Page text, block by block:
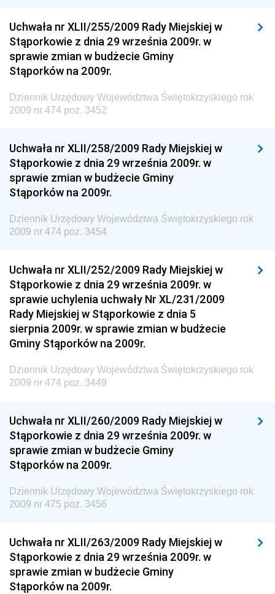
Dziennik Urzędowy Ministerstwa Kultury, Dziedzictwa
Narodowego i Sportu
Dziennik Urzędowy Ministra Finansów, Funduszy i
Dziennik Urzędowy Ministra Rozwoju, Pracy i
Dziennik Urzędowy Ministra Kultury, Dziedzictwa
Narodowego i Sportu
Dziennik Urzędowy Ministra Rodziny i Polityki
Społecznej
Dziennik Urzędowy Komendy Głównej Straży
Granicznej
Drogowego
Dziennik Urzędowy Narodowego Banku Polskiego
Dziennik Urzędowy Komendy Głównej Policji
Dziennik Urzędowy Ministra Pracy i Polityki
Społecznej
Dziennik Urzędowy Ministra Transportu, Budownictwa
i Gospodarki Morskiej
Dziennik Urzędowy Ministra Spraw Zagranicznych
Dziennik Urzędowy Centralnego Biura
Antykorupcyjnego
Wewnętrznego
Dziennik Urzędowy Urzędu Patentowego
Dziennik Urzędowy Generalnej Dyrekcji Dróg
Krajowych i Autostrad
Dziennik Urzędowy Ministra Środowiska
Uchwała nr XLII/255/2009 Rady Miejskiej w
Stąporkowie z dnia 29 września 2009r. w
sprawie zmian w budżecie Gminy
Stąporków na 2009r.
Dziennik Urzędowy Województwa Świętokrzyskiego rok
2009 nr 474 poz. 3452
Uchwała nr XLII/258/2009 Rady Miejskiej w
Stąporkowie z dnia 29 września 2009r. w
sprawie zmian w budżecie Gminy
Stąporków na 2009r.
Dziennik Urzędowy Województwa Świętokrzyskiego rok
2009 nr 474 poz. 3454
Uchwała nr XLII/252/2009 Rady Miejskiej w
Stąporkowie z dnia 29 września 2009r. w
sprawie uchylenia uchwały Nr XL/231/2009
Rady Miejskiej w Stąporkowie z dnia 5
sierpnia 2009r. w sprawie zmian w budżecie
Gminy Stąporków na 2009r.
Dziennik Urzędowy Województwa Świętokrzyskiego rok
2009 nr 474 poz. 3449
Uchwała nr XLII/260/2009 Rady Miejskiej w
Stąporkowie z dnia 29 września 2009r. w
sprawie zmian w budżecie Gminy
Stąporków na 2009r.
Dziennik Urzędowy Województwa Świętokrzyskiego rok
2009 nr 475 poz. 3456
Uchwała nr XLII/263/2009 Rady Miejskiej w
Stąporkowie z dnia 29 września 2009r. w
sprawie zmian w budżecie Gminy
Stąporków na 2009r.